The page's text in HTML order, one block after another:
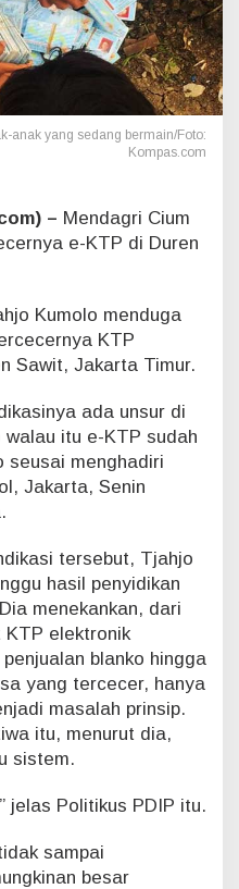
anak yang sedang bermain/Foto:
Kompas.com
– Mendagri Cium
e-KTP di Duren
Kumolo menduga
KTP
Sawit, Jakarta Timur.
ada unsur di
itu e-KTP sudah
seusai menghadiri
Jakarta, Senin
tersebut, Tjahjo
hasil penyidikan
menekankan, dari
elektronik
blanko hingga
yang tercecer, hanya
masalah prinsip.
itu, menurut dia,
sistem.
jelas Politikus PDIP itu.
sampai
besar